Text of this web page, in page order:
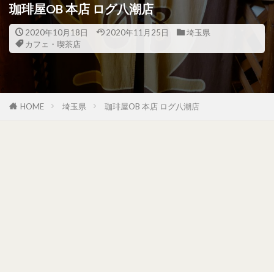
珈琲屋OB 本店 ログ八潮店
2020年10月18日 2020年11月25日
埼玉県
カフェ・喫茶店
HOME 埼玉県 珈琲屋OB 本店 ログ八潮店